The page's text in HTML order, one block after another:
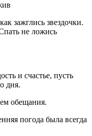
зажглись звездочки.
не ложись
и счастье, пусть
дня.
обещания.
погода была всегда